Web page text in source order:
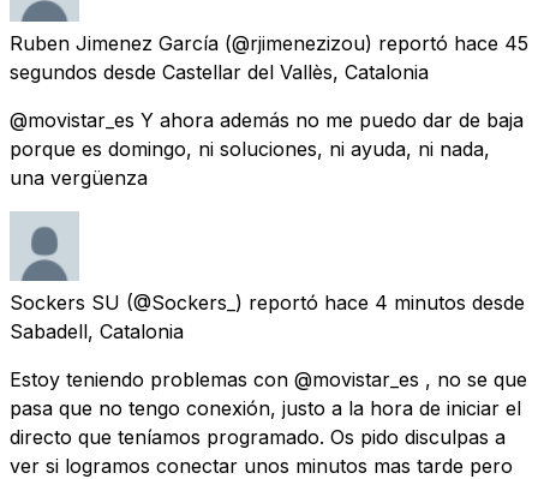
Ruben Jimenez García (@rjimenezizou) reportó hace 45
segundos desde Castellar del Vallès, Catalonia
@movistar_es Y ahora además no me puedo dar de baja
porque es domingo, ni soluciones, ni ayuda, ni nada,
una vergüenza
Sockers SU (@Sockers_) reportó hace 4 minutos desde
Sabadell, Catalonia
Estoy teniendo problemas con @movistar_es , no se que
pasa que no tengo conexión, justo a la hora de iniciar el
directo que teníamos programado. Os pido disculpas a
ver si logramos conectar unos minutos mas tarde pero